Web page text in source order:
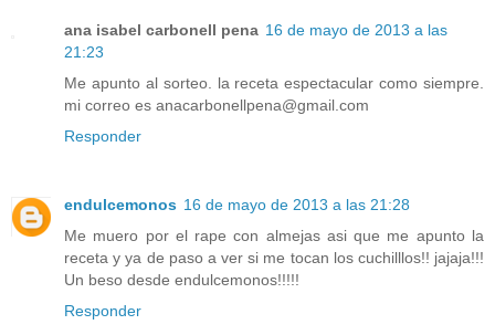
ana isabel carbonell pena 16 de mayo de 2013 a las
21:23
Me apunto al sorteo. la receta espectacular como siempre.
mi correo es anacarbonellpena@gmail.com
Responder
endulcemonos 16 de mayo de 2013 a las 21:28
Me muero por el rape con almejas asi que me apunto la
receta y ya de paso a ver si me tocan los cuchilllos!! jajaja!!!
Un beso desde endulcemonos!!!!!
Responder